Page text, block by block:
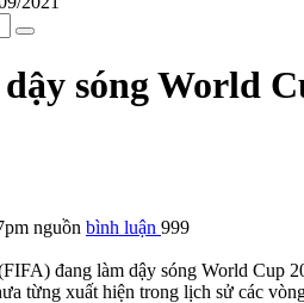
sóng World
nguồn bình luận 999
đang làm dậy sóng World Cup
từng xuất hiện trong lịch sử các